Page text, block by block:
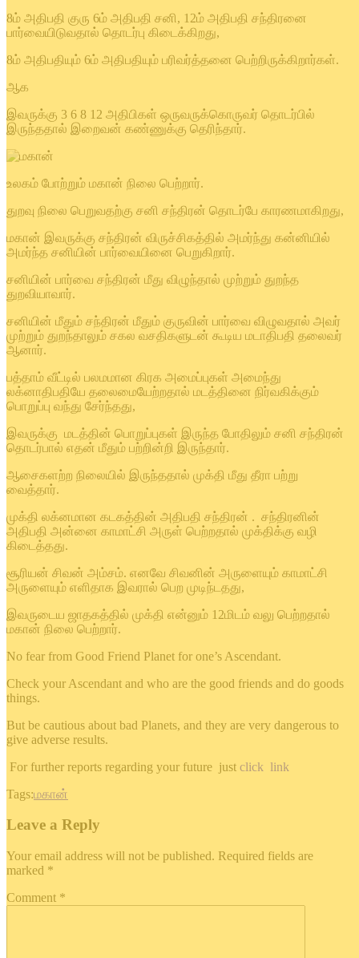
8ம் அதிபதி குரு 6ம் அதிபதி சனி, 12ம் அதிபதி சந்திரனை
பார்வையிடுவதால் தொடர்பு கிடைக்கிறது,
8ம் அதிபதியும் 6ம் அதிபதியும் பரிவர்த்தனை பெற்றிருக்கிறார்கள்.
ஆக
இவருக்கு 3 6 8 12 அதிபிகள் ஒருவருக்கொருவர் தொடர்பில்
இருந்ததால் இறைவன் கண்ணுக்கு தெரிந்தார்.
உலகம் போற்றும் மகான் நிலை பெற்றார்.
துறவு நிலை பெறுவதற்கு சனி சந்திரன் தொடர்பே காரணமாகிறது,
மகான் இவருக்கு சந்திரன் விருச்சிகத்தில் அமர்ந்து கன்னியில்
அமர்ந்த சனியின் பார்வையினை பெறுகிறார்.
சனியின் பார்வை சந்திரன் மீது விழுந்தால் முற்றும் துறந்த
துறவியாவார்.
சனியின் மீதும் சந்திரன் மீதும் குருவின் பார்வை விழுவதால் அவர்
முற்றும் துறந்தாலும் சகல வசதிகளுடன் கூடிய மடாதிபதி தலைவர்
ஆனார்.
பத்தாம் வீட்டில் பலமமான கிரக அமைப்புகள் அமைந்து
லக்னாதிபதியே தலைமையேற்றதால் மடத்தினை நிர்வகிக்கும்
பொறுப்பு வந்து சேர்ந்தது,
இவருக்கு மடத்தின் பொறுப்புகள் இருந்த போதிலும் சனி சந்திரன்
தொடர்பால் எதன் மீதும் பற்றின்றி இருந்தார்.
ஆசைகளற்ற நிலையில் இருந்ததால் முக்தி மீது தீரா பற்று
வைத்தார்.
முக்தி லக்னமான கடகத்தின் அதிபதி சந்திரன் . சந்திரனின்
அதிபதி அன்னை காமாட்சி அருள் பெற்றதால் முக்திக்கு வழி
கிடைத்தது.
சூரியன் சிவன் அம்சம். எனவே சிவனின் அருளையும் காமாட்சி
அருளையும் எளிதாக இவரால் பெற முடிந்டதது,
இவருடைய ஜாதகத்தில் முக்தி என்னும் 12மிடம் வலு பெற்றதால்
மகான் நிலை பெற்றார்.
No fear from Good Friend Planet for one’s Ascendant.
Check your Ascendant and who are the good friends and do goods
things.
But be cautious about bad Planets, and they are very dangerous to
give adverse results.
For further reports regarding your future just click link
Tags:மகான்
Leave a Reply
Your email address will not be published. Required fields are
marked *
Comment *